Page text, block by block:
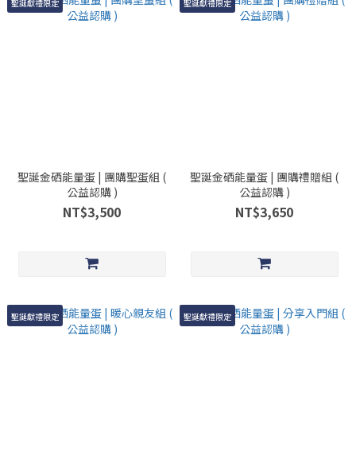
聖誕獻禮限定
聖誕金硒能量蛋 | 團購聖蛋組 (
公益認購 )
NT$3,500
聖誕獻禮限定
聖誕金硒能量蛋 | 團購禮贈組 (
公益認購 )
NT$3,650
聖誕獻禮限定 聖誕獻禮限定